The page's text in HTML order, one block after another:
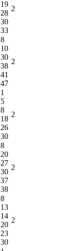
19
28
30
33
2
8
10
30
38
41
47
2
1
5
8
18
26
30
2
8
20
27
30
37
38
2
8
13
14
20
23
30
2